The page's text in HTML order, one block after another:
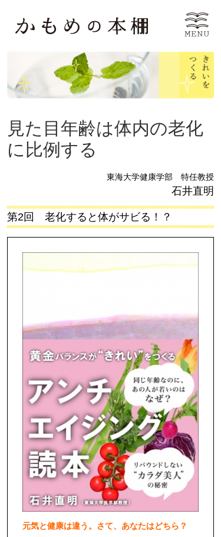
見た目年齢は体内の老化
に比例する
東海大学健康学部 特任教授
石井直明
第2回 老化すると体がサビる！？
元気と健康は違う。さて、あなたはどちら？